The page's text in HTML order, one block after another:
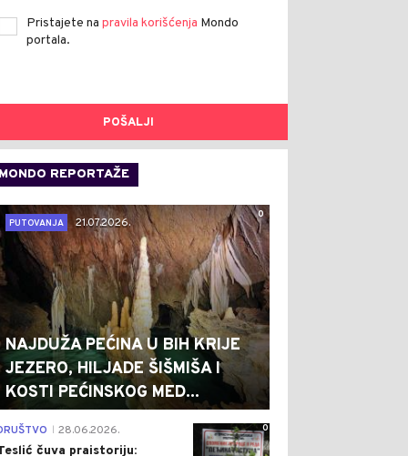
Pristajete na pravila korišćenja Mondo
portala.
POŠALJI
MONDO REPORTAŽE
0
PUTOVANJA
21.07.2026.
NAJDUŽA PEĆINA U BIH KRIJE
JEZERO, HILJADE ŠIŠMIŠA I
KOSTI PEĆINSKOG MED...
0
28.06.2026.
čuva praistoriju: